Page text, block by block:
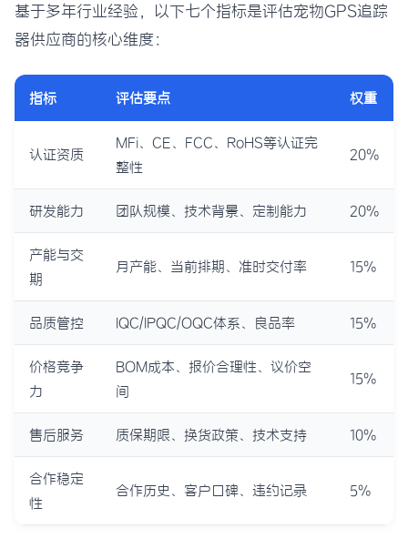
基于多年行业经验，以下七个指标是评估宠物GPS追踪
器供应商的核心维度：
指标 评估要点 权重
认证资质
MFi、CE、FCC、RoHS等认证完
整性
20%
研发能力 团队规模、技术背景、定制能力 20%
产能与交
期
月产能、当前排期、准时交付率 15%
品质管控 IQC/IPQC/OQC体系、良品率 15%
价格竞争
力
BOM成本、报价合理性、议价空
间
15%
售后服务 质保期限、换货政策、技术支持 10%
合作稳定
性
合作历史、客户口碑、违约记录 5%